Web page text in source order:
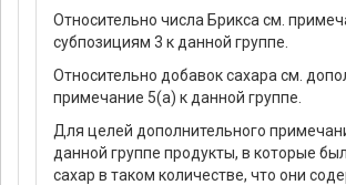
Относительно числа Брикса см.
субпозициям 3 к данной группе.
Относительно добавок сахара см.
примечание 5(а) к данной группе.
Для целей дополнительного
данной группе продукты, в которые
сахар в таком количестве, что они